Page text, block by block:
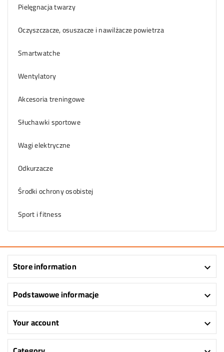
Pielęgnacja twarzy
Oczyszczacze, osuszacze i nawilżacze powietrza
Smartwatche
Wentylatory
Akcesoria treningowe
Słuchawki sportowe
Wagi elektryczne
Odkurzacze
Środki ochrony osobistej
Sport i fitness
Store information 
Podstawowe informacje 
Your account 